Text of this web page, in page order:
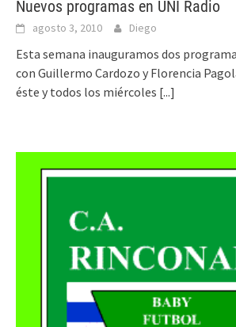
Nuevos programas en UNI Radio
agosto 3, 2010 Diego
Esta semana inauguramos dos
con Guillermo Cardozo y Florencia
éste y todos los miércoles [...]